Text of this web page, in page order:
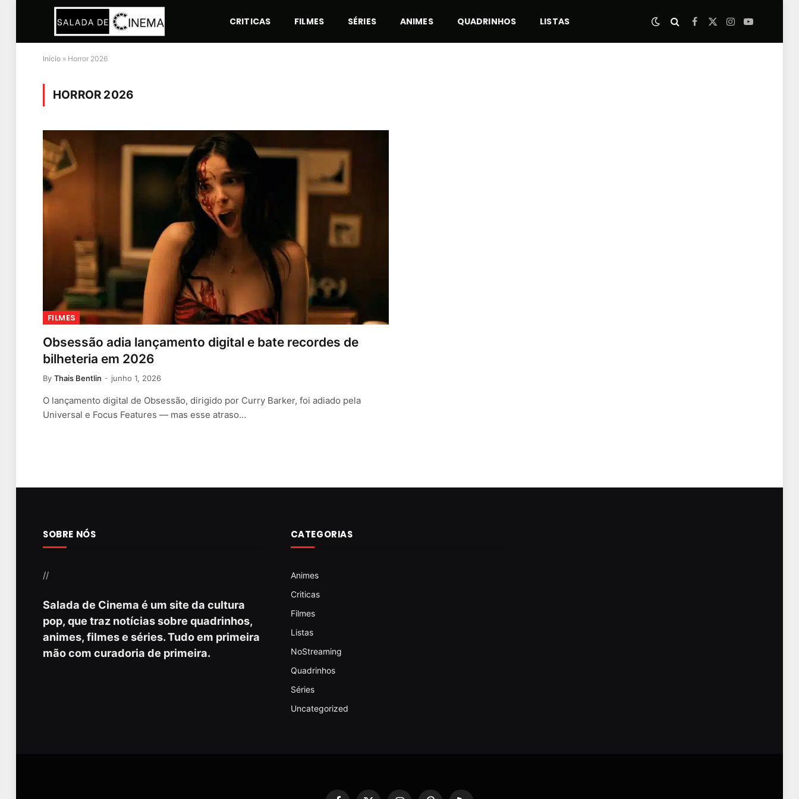
CRITICAS FILMES SÉRIES ANIMES QUADRINHOS LISTAS Facebook
X
Instagram
YouTube
Início » Horror 2026
HORROR 2026
FILMES
Obsessão adia lançamento digital e bate recordes de
bilheteria em 2026
By Thais Bentlin junho 1, 2026
O lançamento digital de Obsessão, dirigido por Curry Barker, foi adiado pela
Universal e Focus Features — mas esse atraso…
SOBRE NÓS
//
Salada de Cinema é um site da cultura
pop, que traz notícias sobre quadrinhos,
animes, filmes e séries. Tudo em primeira
mão com curadoria de primeira.
CATEGORIAS
Animes
Criticas
Filmes
Listas
NoStreaming
Quadrinhos
Séries
Uncategorized